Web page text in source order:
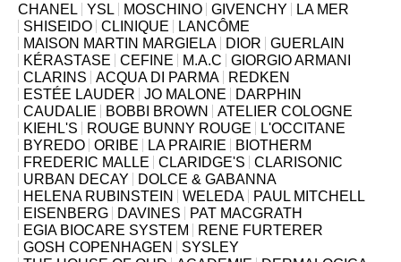
CHANEL YSL MOSCHINO GIVENCHY
LA MER
SHISEIDO CLINIQUE
LANCÔME
MAISON MARTIN MARGIELA
DIOR
GUERLAIN
KÉRASTASE
CEFINE M.A.C
GIORGIO ARMANI
CLARINS
ACQUA DI PARMA
REDKEN
ESTÉE LAUDER
JO MALONE
DARPHIN
CAUDALIE
BOBBI BROWN
ATELIER COLOGNE
KIEHL'S
ROUGE BUNNY ROUGE
L'OCCITANE
BYREDO ORIBE LA PRAIRIE
BIOTHERM
FREDERIC MALLE
CLARIDGE'S
CLARISONIC
URBAN DECAY
DOLCE & GABANNA
HELENA RUBINSTEIN
WELEDA
PAUL MITCHELL
EISENBERG
DAVINES
PAT MACGRATH
EGIA BIOCARE SYSTEM
RENE FURTERER
GOSH COPENHAGEN
SYSLEY